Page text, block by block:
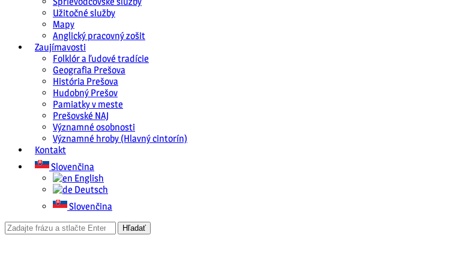
Užitočné služby
Mapy
Anglický pracovný zošit
Zaujímavosti
Folklór a ľudové tradície
Geografia Prešova
História Prešova
Hudobný Prešov
Pamiatky v meste
Prešovské NAJ
Významné osobnosti
Významné hroby (Hlavný cintorín)
Kontakt
Slovenčina
English
Deutsch
Slovenčina